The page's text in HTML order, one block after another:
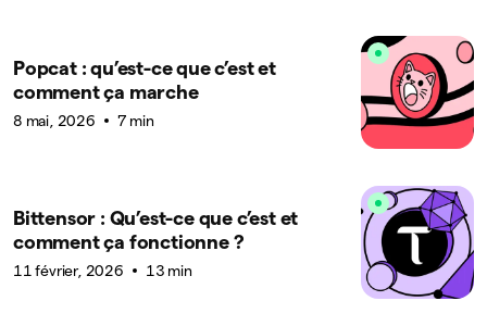
Popcat : qu’est-ce que c’est et
comment ça marche
8 mai, 2026 7 min
Bittensor : Qu’est-ce que c’est et
comment ça fonctionne ?
11 février, 2026 13 min